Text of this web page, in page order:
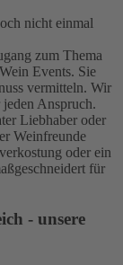
nicht einmal
zum Thema
Events. Sie
vermitteln. Wir
jeden Anspruch.
Liebhaber oder
Weinfreunde
oder ein
für
- unsere